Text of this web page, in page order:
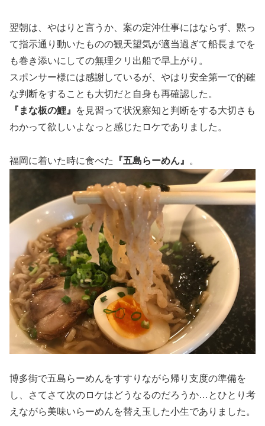
翌朝は、やはりと言うか、案の定沖仕事にはならず、黙っ
て指示通り動いたものの観天望気が適当過ぎて船長までを
も巻き添いにしての無理クリ出船で早上がり。
スポンサー様には感謝しているが、やはり安全第一で的確
な判断をすることも大切だと自身も再確認した。
『まな板の鯉』
を見習って状況察知と判断をする大切さも
わかって欲しいよなっと感じたロケでありました。
福岡に着いた時に食べた 『五島らーめん』 。
博多街で五島らーめんをすすりながら帰り支度の準備を
し、さてさて次のロケはどうなるのだろうか…とひとり考
えながら美味いらーめんを替え玉した小生でありました。